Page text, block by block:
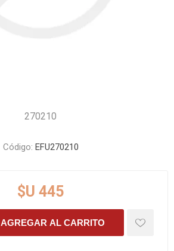
270210
Código: EFU270210
$U 445
AGREGAR AL CARRITO